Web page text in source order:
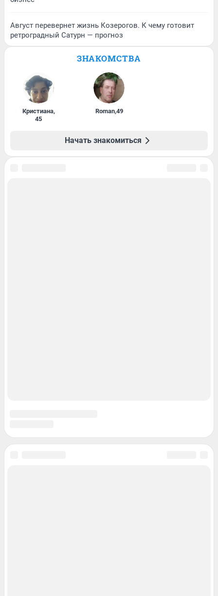
Август перевернет жизнь Козерогов. К чему готовит
ретроградный Сатурн — прогноз
ЗНАКОМСТВА
Кристиана,
45
Roman,49
Начать знакомиться